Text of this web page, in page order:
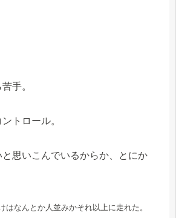
手。
トロール。
思いこんでいるからか、とにか
はなんとか人並みかそれ以上に走れた。